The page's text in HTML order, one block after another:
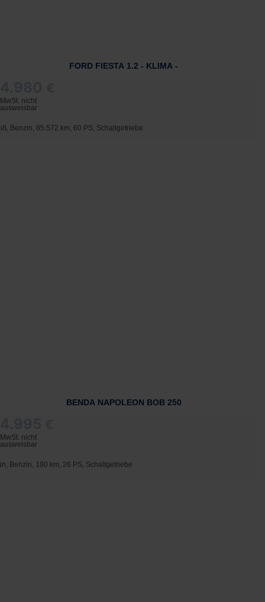
FORD FIESTA 1.2 - KLIMA -
MwSt. nicht
ausweisbar
Benzin, 85.572 km, 60 PS, Schaltgetriebe
BENDA NAPOLEON BOB 250
MwSt. nicht
ausweisbar
Benzin, 180 km, 26 PS, Schaltgetriebe